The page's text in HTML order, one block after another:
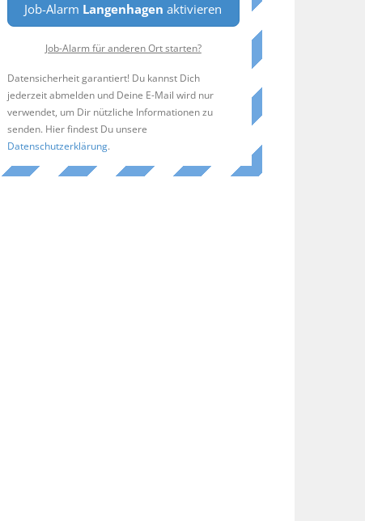
Job-Alarm Langenhagen aktivieren
Job-Alarm für anderen Ort starten?
Datensicherheit garantiert! Du kannst Dich
jederzeit abmelden und Deine E-Mail wird nur
verwendet, um Dir nützliche Informationen zu
senden. Hier findest Du unsere
Datenschutzerklärung.